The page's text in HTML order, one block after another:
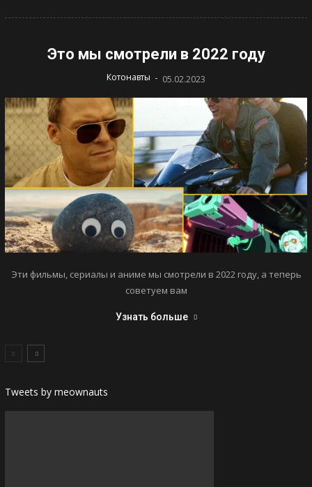
Это мы смотрели в 2022 году
Котонавты - 05.02.2023
Эти фильмы, сериалы и аниме мы смотрели в 2022 году, а теперь
советуем вам
Узнать больше
Tweets by meownauts